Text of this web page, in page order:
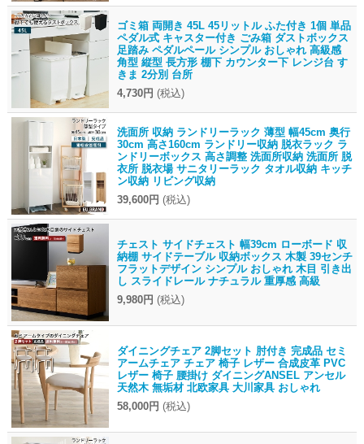
ゴミ箱 両開き 45L 45リットル ふた付き 1個 単品
ペダル式 キャスター付き ごみ箱 ダストボックス
足踏み ペダルペール シンプル おしゃれ 高級感
角型 縦型 長方形 棚下 カウンター下 レンジ台 す
きま 2分別 台所
4,730円 (税込)
洗面所 収納 ランドリーラック 薄型 幅45cm 奥行
30cm 高さ160cm ランドリー収納 脱衣ラック ラ
ンドリーボックス 高さ調整 洗面所収納 洗面所 脱
衣所 脱衣場 サニタリーラック タオル収納 キッチ
ン収納 リビング収納
39,600円 (税込)
チェスト サイドチェスト 幅39cm ローボード 収
納棚 サイドテーブル 収納ボックス 木製 39センチ
フラットデザイン シンプル おしゃれ 木目 引き出
し スライドレール ナチュラル 重厚感 高級
9,980円 (税込)
ダイニングチェア 2脚セット 肘付き 完成品 セミ
アームチェア チェア 椅子 レザー 合成皮革 PVC
レザー 椅子 腰掛け ダイニングANSEL アンセル
天然木 無垢材 北欧家具 大川家具 おしゃれ
58,000円 (税込)